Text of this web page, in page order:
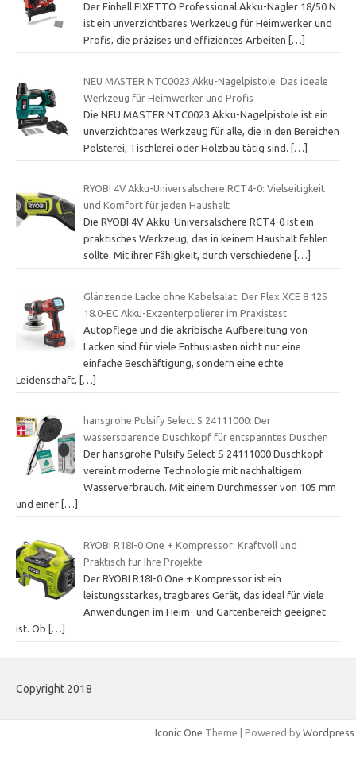
Der Einhell FIXETTO Professional Akku-Nagler 18/50 N
ist ein unverzichtbares Werkzeug für Heimwerker und
Profis, die präzises und effizientes Arbeiten
[…]
NEU MASTER NTC0023 Akku-Nagelpistole: Das ideale
Werkzeug für Heimwerker und Profis
Die NEU MASTER NTC0023 Akku-Nagelpistole ist ein
unverzichtbares Werkzeug für alle, die in den Bereichen
Polsterei, Tischlerei oder Holzbau tätig sind.
[…]
RYOBI 4V Akku-Universalschere RCT4-0: Vielseitigkeit
und Komfort für jeden Haushalt
Die RYOBI 4V Akku-Universalschere RCT4-0 ist ein
praktisches Werkzeug, das in keinem Haushalt fehlen
sollte. Mit ihrer Fähigkeit, durch verschiedene
[…]
Glänzende Lacke ohne Kabelsalat: Der Flex XCE 8 125
18.0-EC Akku-Exzenterpolierer im Praxistest
Autopflege und die akribische Aufbereitung von
Lacken sind für viele Enthusiasten nicht nur eine
einfache Beschäftigung, sondern eine echte
Leidenschaft,
[…]
hansgrohe Pulsify Select S 24111000: Der
wassersparende Duschkopf für entspanntes Duschen
Der hansgrohe Pulsify Select S 24111000 Duschkopf
vereint moderne Technologie mit nachhaltigem
Wasserverbrauch. Mit einem Durchmesser von 105 mm
und einer […]
RYOBI R18I-0 One + Kompressor: Kraftvoll und
Praktisch für Ihre Projekte
Der RYOBI R18I-0 One + Kompressor ist ein
leistungsstarkes, tragbares Gerät, das ideal für viele
Anwendungen im Heim- und Gartenbereich geeignet
ist. Ob
[…]
Copyright 2018
Iconic One Theme | Powered by Wordpress